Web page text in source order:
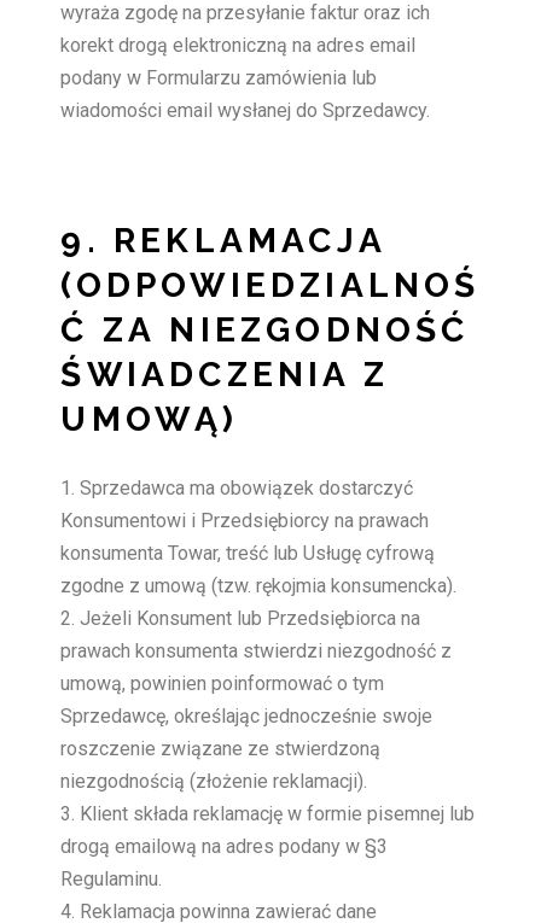
wyraża zgodę na przesyłanie faktur oraz ich
korekt drogą elektroniczną na adres email
podany w Formularzu zamówienia lub
wiadomości email wysłanej do Sprzedawcy.
9. REKLAMACJA
(ODPOWIEDZIALNOŚ
Ć ZA NIEZGODNOŚĆ
ŚWIADCZENIA Z
UMOWĄ)
Sprzedawca ma obowiązek dostarczyć
Konsumentowi i Przedsiębiorcy na prawach
konsumenta Towar, treść lub Usługę cyfrową
zgodne z umową (tzw. rękojmia konsumencka).
Jeżeli Konsument lub Przedsiębiorca na
prawach konsumenta stwierdzi niezgodność z
umową, powinien poinformować o tym
Sprzedawcę, określając jednocześnie swoje
roszczenie związane ze stwierdzoną
niezgodnością (złożenie reklamacji).
Klient składa reklamację w formie pisemnej lub
drogą emailową na adres podany w §3
Regulaminu.
Reklamacja powinna zawierać dane